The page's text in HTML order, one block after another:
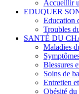
Accueillir
EDUQUER
Education
Troubles
SANTÉ DU
Maladies
Blessures
Soins de
Entretien
Obésité du